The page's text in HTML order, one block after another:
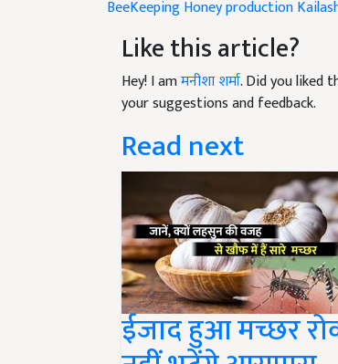
Like this article?
Hey! I amमनीशा शर्मा . Did you liked
your suggestions and feedback.
Read next
ईजाद हुआ मच्छर
नहीं भटेंगे आसपास